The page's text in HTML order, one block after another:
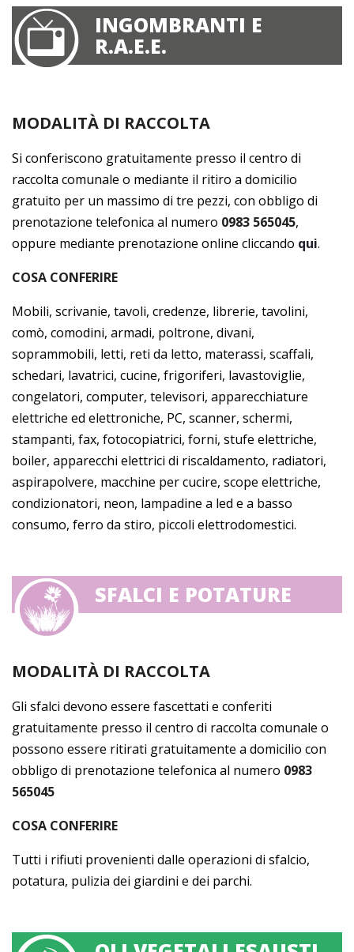
INGOMBRANTI E
R.A.E.E.
MODALITÀ DI RACCOLTA
Si conferiscono gratuitamente presso il centro di
raccolta comunale o mediante il ritiro a domicilio
gratuito per un massimo di tre pezzi, con obbligo di
prenotazione telefonica al numero 0983 565045,
oppure mediante prenotazione online cliccando qui.
COSA CONFERIRE
Mobili, scrivanie, tavoli, credenze, librerie, tavolini,
comò, comodini, armadi, poltrone, divani,
soprammobili, letti, reti da letto, materassi, scaffali,
schedari, lavatrici, cucine, frigoriferi, lavastoviglie,
congelatori, computer, televisori, apparecchiature
elettriche ed elettroniche, PC, scanner, schermi,
stampanti, fax, fotocopiatrici, forni, stufe elettriche,
boiler, apparecchi elettrici di riscaldamento, radiatori,
aspirapolvere, macchine per cucire, scope elettriche,
condizionatori, neon, lampadine a led e a basso
consumo, ferro da stiro, piccoli elettrodomestici.
SFALCI E POTATURE
MODALITÀ DI RACCOLTA
Gli sfalci devono essere fascettati e conferiti
gratuitamente presso il centro di raccolta comunale o
possono essere ritirati gratuitamente a domicilio con
obbligo di prenotazione telefonica al numero 0983
565045
COSA CONFERIRE
Tutti i rifiuti provenienti dalle operazioni di sfalcio,
potatura, pulizia dei giardini e dei parchi.